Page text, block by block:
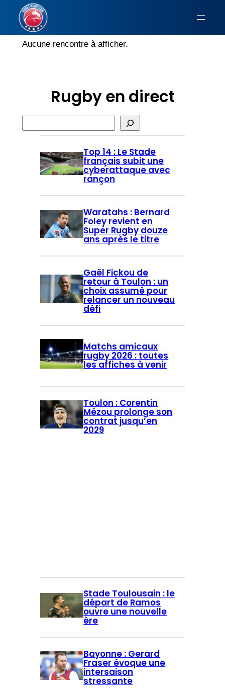
Aucune rencontre à afficher.
Rugby en direct
Top 14 : Le Stade
français subit une
cyberattaque avec
rançon
Waratahs : Bernard
Foley revient en
Super Rugby douze
ans après le titre
Gaël Fickou de
retour à Toulon : un
choix assumé pour
relancer un nouveau
défi
Matchs amicaux
rugby 2026 : toutes
les affiches à venir
Toulon : Corentin
Mézou prolonge son
contrat jusqu’en
2029
Stade Toulousain : le
départ de Ramos
ouvre une nouvelle
ère
Bayonne : Gerard
Fraser évoque une
intersaison
stressante